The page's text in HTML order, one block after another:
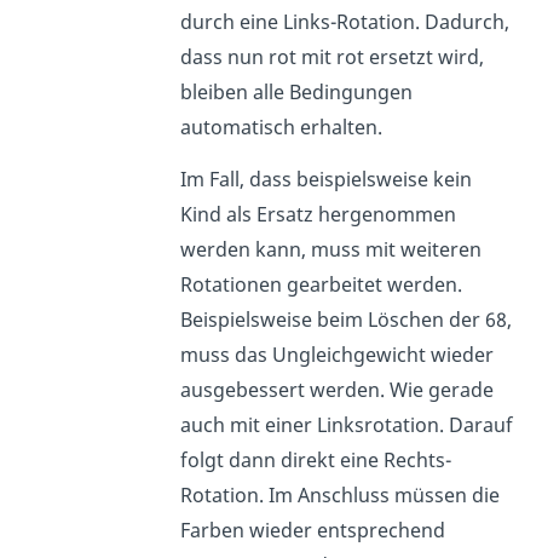
durch eine Links-Rotation. Dadurch,
dass nun rot mit rot ersetzt wird,
bleiben alle Bedingungen
automatisch erhalten.
Im Fall, dass beispielsweise kein
Kind als Ersatz hergenommen
werden kann, muss mit weiteren
Rotationen gearbeitet werden.
Beispielsweise beim Löschen der 68,
muss das Ungleichgewicht wieder
ausgebessert werden. Wie gerade
auch mit einer Linksrotation. Darauf
folgt dann direkt eine Rechts-
Rotation. Im Anschluss müssen die
Farben wieder entsprechend